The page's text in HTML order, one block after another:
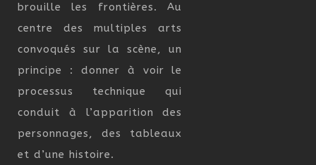
brouille les frontières. Au
centre des multiples arts
convoqués sur la scène, un
principe : donner à voir le
processus technique qui
conduit à l’apparition des
personnages, des tableaux
et d’une histoire.